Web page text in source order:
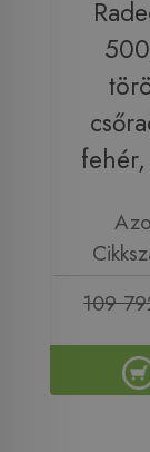
109